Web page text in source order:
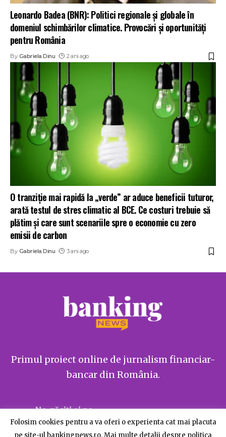
Leonardo Badea (BNR): Politici regionale și globale în
domeniul schimbărilor climatice. Provocări și oportunități
pentru România
By Gabriela Dinu 2 ani ago
O tranziție mai rapidă la „verde” ar aduce beneficii tuturor,
arată testul de stres climatic al BCE. Ce costuri trebuie să
plătim și care sunt scenariile spre o economie cu zero
emisii de carbon
By Gabriela Dinu 3 ani ago
Primul proiect online de jurnalism financiar-
bancar din România.
Ne găsiți și pe
Folosim cookies pentru a va oferi o experienta cat mai placuta